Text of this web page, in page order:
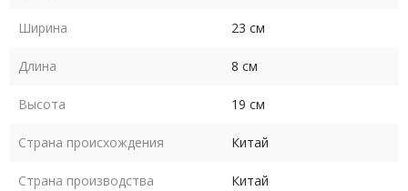
Ширина 23 см
Длина 8 см
Высота 19 см
Страна происхождения Китай
Страна производства Китай